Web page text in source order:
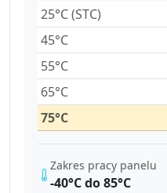
25°C (STC)
45°C
55°C
65°C
75°C
Zakres pracy panelu
-40°C do 85°C